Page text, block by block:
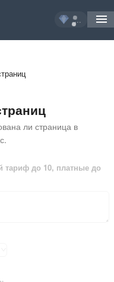
...
ли страница в
тариф до 10, платные до